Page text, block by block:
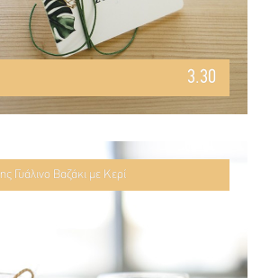
3.30
Γυάλινο Βαζάκι με Κερί